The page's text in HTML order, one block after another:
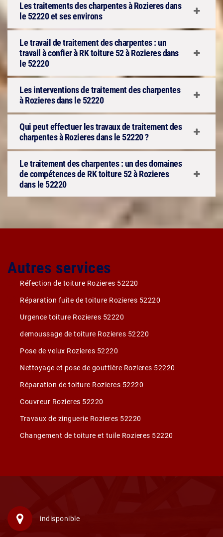
Les traitements des charpentes à Rozieres dans
le 52220 et ses environs
Le travail de traitement des charpentes : un
travail à confier à RK toiture 52 à Rozieres dans
le 52220
Les interventions de traitement des charpentes
à Rozieres dans le 52220
Qui peut effectuer les travaux de traitement des
charpentes à Rozieres dans le 52220 ?
Le traitement des charpentes : un des domaines
de compétences de RK toiture 52 à Rozieres
dans le 52220
Autres services
Réfection de toiture Rozieres 52220
Réparation fuite de toiture Rozieres 52220
Urgence toiture Rozieres 52220
demoussage de toiture Rozieres 52220
Pose de velux Rozieres 52220
Nettoyage et pose de gouttière Rozieres 52220
Réparation de toiture Rozieres 52220
Couvreur Rozieres 52220
Travaux de zinguerie Rozieres 52220
Changement de toiture et tuile Rozieres 52220
indisponible